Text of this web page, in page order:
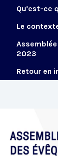
Qu'est-ce
Le
2023
Retour en